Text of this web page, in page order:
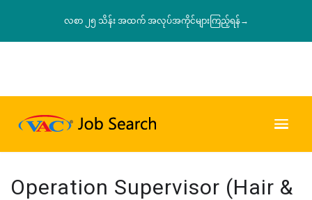
လစာ ၂၅ သိန်း အထက် အလုပ်အကိုင်များကြည့်ရန်→
Operation Supervisor (Hair &